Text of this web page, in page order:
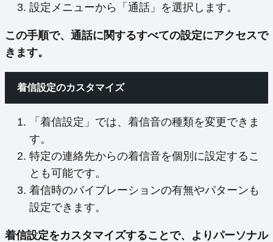
設定メニューから「通話」を選択します。
この手順で、通話に関するすべての設定にアクセスで
きます。
着信設定のカスタマイズ
「着信設定」では、着信音の種類を変更できま
す。
特定の連絡先からの着信音を個別に設定するこ
とも可能です。
着信時のバイブレーションの有無やパターンも
設定できます。
着信設定をカスタマイズすることで、よりパーソナル